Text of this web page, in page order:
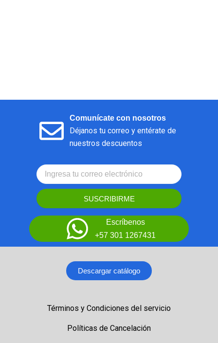
Comunícate con nosotros
Déjanos tu correo y entérate de
nuestros descuentos
SUSCRIBIRME
Escríbenos
+57 301 1267431
Descargar catálogo
Términos y Condiciones del servicio
Políticas de Cancelación